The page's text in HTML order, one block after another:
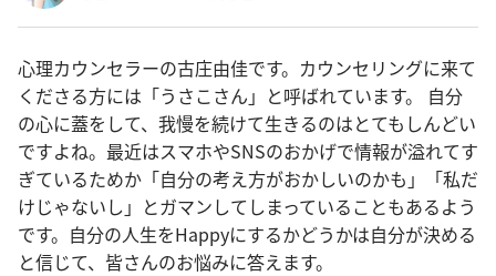
心理カウンセラーの古庄由佳です。カウンセリングに来て
くださる方には「うさこさん」と呼ばれています。 自分
の心に蓋をして、我慢を続けて生きるのはとてもしんどい
ですよね。最近はスマホやSNSのおかげで情報が溢れてす
ぎているためか「自分の考え方がおかしいのかも」「私だ
けじゃないし」とガマンしてしまっていることもあるよう
です。自分の人生をHappyにするかどうかは自分が決める
と信じて、皆さんのお悩みに答えます。